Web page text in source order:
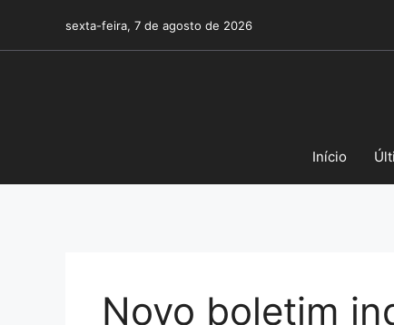
o
sexta-feira, 7 de agosto de 2026
Início
Novo boletim